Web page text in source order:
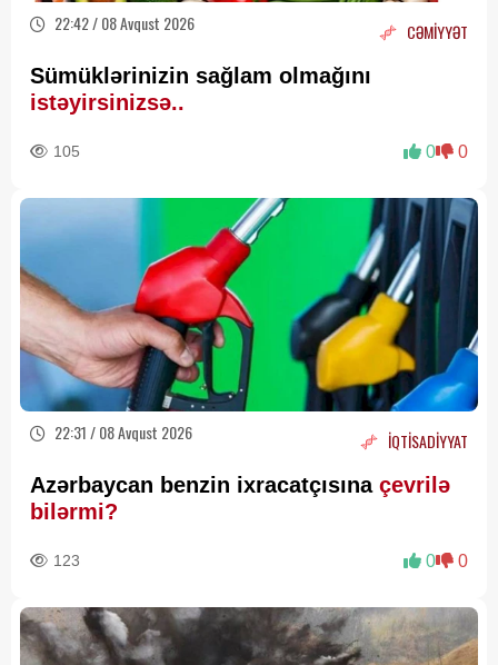
22:42 / 08 Avqust 2026 CƏMİYYƏT
Sümüklərinizin sağlam olmağını
istəyirsinizsə..
105 0 0
22:31 / 08 Avqust 2026 İQTİSADİYYAT
Azərbaycan benzin ixracatçısınaçevrilə
bilərmi?
123 0 0